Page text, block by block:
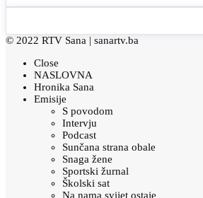
© 2022 RTV Sana | sanartv.ba
Close
NASLOVNA
Hronika Sana
Emisije
S povodom
Intervju
Podcast
Sunčana strana obale
Snaga žene
Sportski žurnal
Školski sat
Na nama svijet ostaje